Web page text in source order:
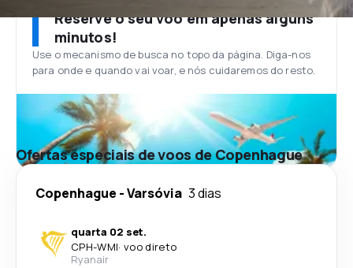
Reserve o seu voo em apenas alguns
minutos!
Use o mecanismo de busca no topo da página. Diga-nos
para onde e quando vai voar, e nós cuidaremos do resto.
Ofertas especiais de voos de Copenhague
Copenhague -Varsóvia 3 dias
quarta 02 set.
CPH-WMI· voo direto
Ryanair